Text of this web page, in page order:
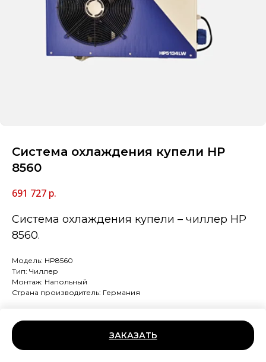
Система охлаждения купели HP
8560
691 727 р.
ЗАКАЗАТЬ
Система охлаждения купели – чиллер HP
8560.
Модель: HP8560
Тип: Чиллер
Монтаж: Напольный
Страна производитель: Германия